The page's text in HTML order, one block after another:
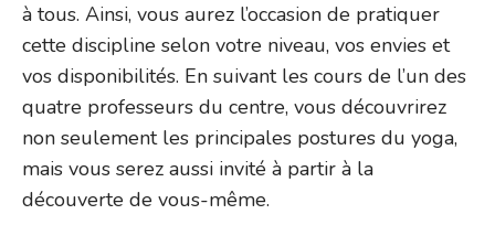
à tous. Ainsi, vous aurez l’occasion de pratiquer
cette discipline selon votre niveau, vos envies et
vos disponibilités. En suivant les cours de l’un des
quatre professeurs du centre, vous découvrirez
non seulement les principales postures du yoga,
mais vous serez aussi invité à partir à la
découverte de vous-même.